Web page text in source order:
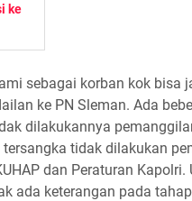
ke
sebagai korban kok bisa
ke PN Sleman. Ada
dilakukannya
tidak dilakukan
dan Peraturan
ada keterangan pada